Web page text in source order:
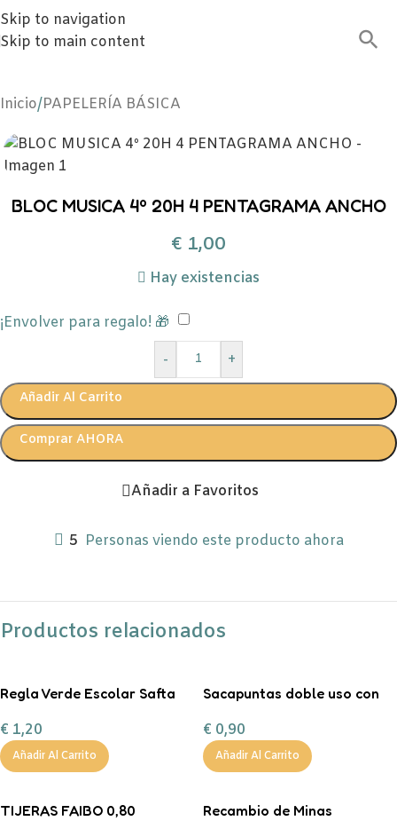
Skip to navigation
Skip to main content
Inicio/PAPELERÍA BÁSICA
BLOC MUSICA 4º 20H 4 PENTAGRAMA ANCHO
€ 1,00
Hay existencias
¡Envolver para regalo! 🎁
-
+
Añadir Al Carrito
Comprar AHORA
Añadir a Favoritos
5 Personas viendo este producto ahora
Productos relacionados
Regla Verde Escolar Safta
€ 1,20
Añadir Al Carrito
Sacapuntas doble uso con
€ 0,90
Añadir Al Carrito
TIJERAS FAIBO 0,80
Recambio de Minas